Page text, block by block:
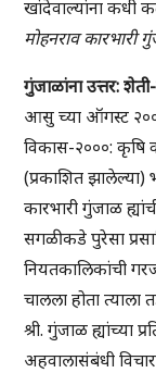
खांदेवाल्यांना कधी
मोहनराव कारभारी
गुंजाळांना उत्तर:
आसु च्या ऑगस्ट
विकास-२०००: कृषि व
(प्रकाशित झालेल्या)
कारभारी गुंजाळ
सगळीकडे पुरेसा
नियतकालिकांची
चालला होता त्याला
श्री. गुंजाळ ह्यांच्या
अहवालासंबंधी